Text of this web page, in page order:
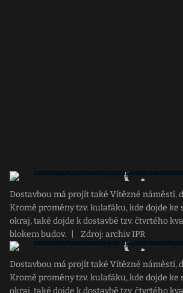
Dostavbou má projít také Vítězné náměstí,
Kromě proměny tzv. kulaťáku, kde dojde ke
okraj, také dojde k dostavbě tzv. čtvrtého
blokem budov.
Zdroj: archiv IPR
Dostavbou má projít také Vítězné náměstí,
Kromě proměny tzv. kulaťáku, kde dojde ke
okraj, také dojde k dostavbě tzv. čtvrtého